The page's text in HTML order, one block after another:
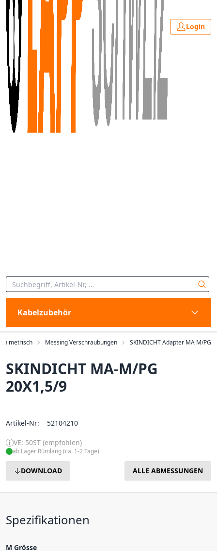
Login
Kabelzubehör
metrisch Messing Verschraubungen SKINDICHT Adapter MA M/PG
SKINDICHT MA-M/PG
20X1,5/9
Artikel-Nr: 52104210
VE: 50ST (empfohlen)
ab Lager Rümlang (ca. 1-2 Tage)
DOWNLOAD ALLE ABMESSUNGEN
Spezifikationen
M Grösse